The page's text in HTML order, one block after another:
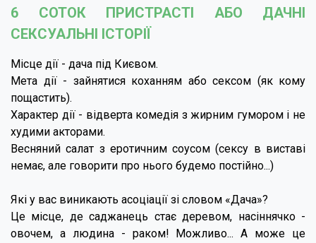
6 СОТОК ПРИСТРАСТІ АБО ДАЧНІ
СЕКСУАЛЬНІ ІСТОРІЇ
Місце дії - дача під Києвом.
Мета дії - зайнятися коханням або сексом (як кому
пощастить).
Характер дії - відверта комедія з жирним гумором і не
худими акторами.
Весняний салат з еротичним соусом (сексу в виставі
немає, але говорити про нього будемо постійно...)
Які у вас виникають асоціації зі словом «Дача»?
Це місце, де саджанець стає деревом, насіннячко -
овочем, а людина - раком! Можливо... А може це